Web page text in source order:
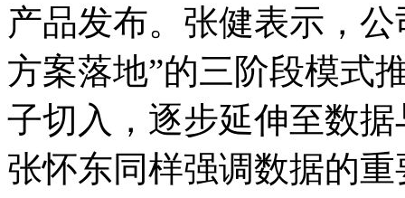
产品发布。张健表示，
方案落地”的三阶段模式
子切入，逐步延伸至数
张怀东同样强调数据的